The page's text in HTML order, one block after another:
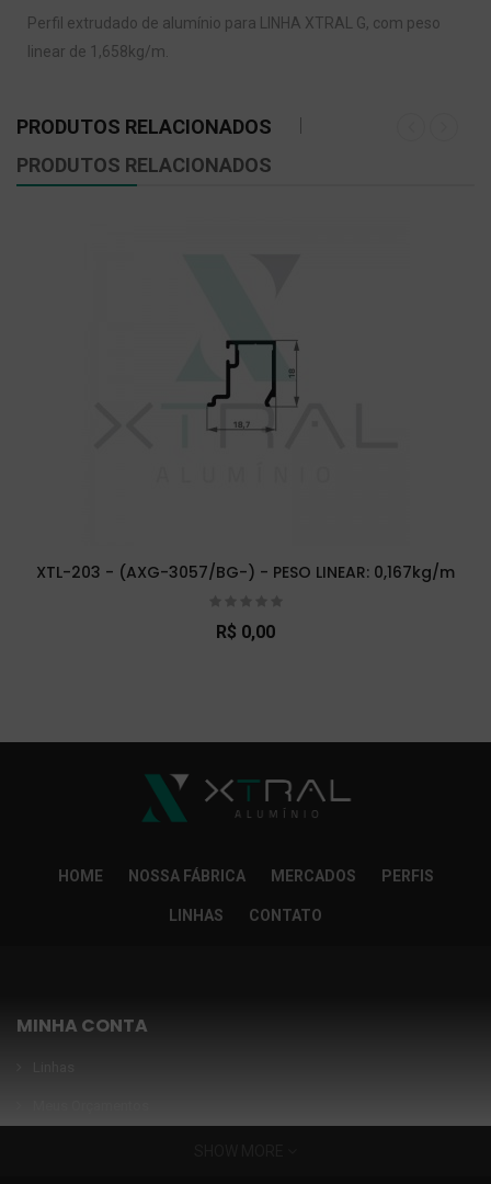
Perfil extrudado de alumínio para LINHA XTRAL G, com peso
linear de 1,658kg/m.
PRODUTOS RELACIONADOS
PRODUTOS RELACIONADOS
XTL-203 - (AXG-3057/BG-) - PESO LINEAR: 0,167kg/m
R$ 0,00
HOME NOSSA FÁBRICA MERCADOS PERFIS
LINHAS CONTATO
MINHA CONTA